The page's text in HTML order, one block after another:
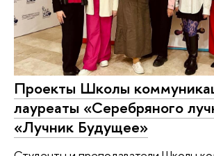
Проекты Школы
лауреаты «Серебряного
«Лучник Будущее»